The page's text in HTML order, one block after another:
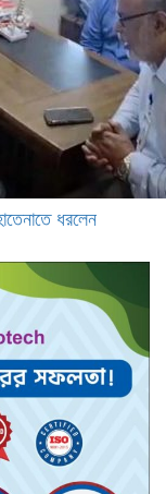
ধরলেন